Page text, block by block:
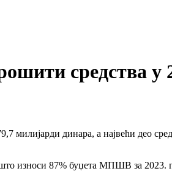
средства у
милијарди динара, а највећи део
износи 87% буџета МПШВ за 2023.